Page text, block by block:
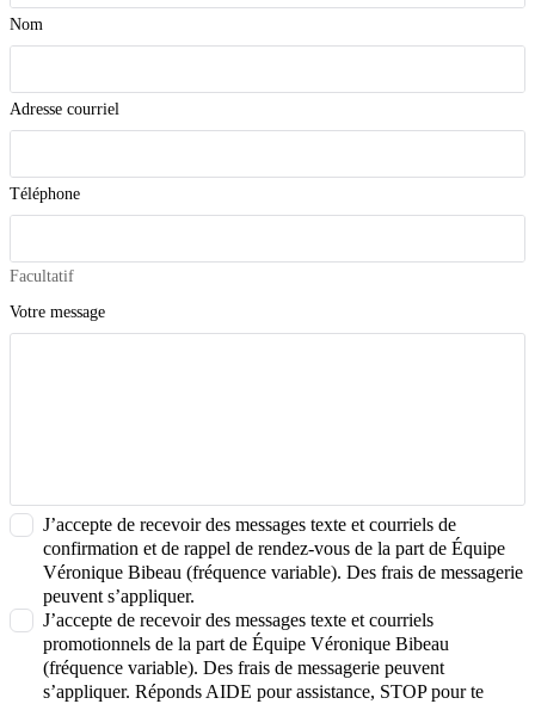
Nom
Adresse courriel
Téléphone
Facultatif
Votre message
J’accepte de recevoir des messages texte et courriels de
confirmation et de rappel de rendez-vous de la part de Équipe
Véronique Bibeau (fréquence variable). Des frais de messagerie
peuvent s’appliquer.
J’accepte de recevoir des messages texte et courriels
promotionnels de la part de Équipe Véronique Bibeau
(fréquence variable). Des frais de messagerie peuvent
s’appliquer. Réponds AIDE pour assistance, STOP pour te